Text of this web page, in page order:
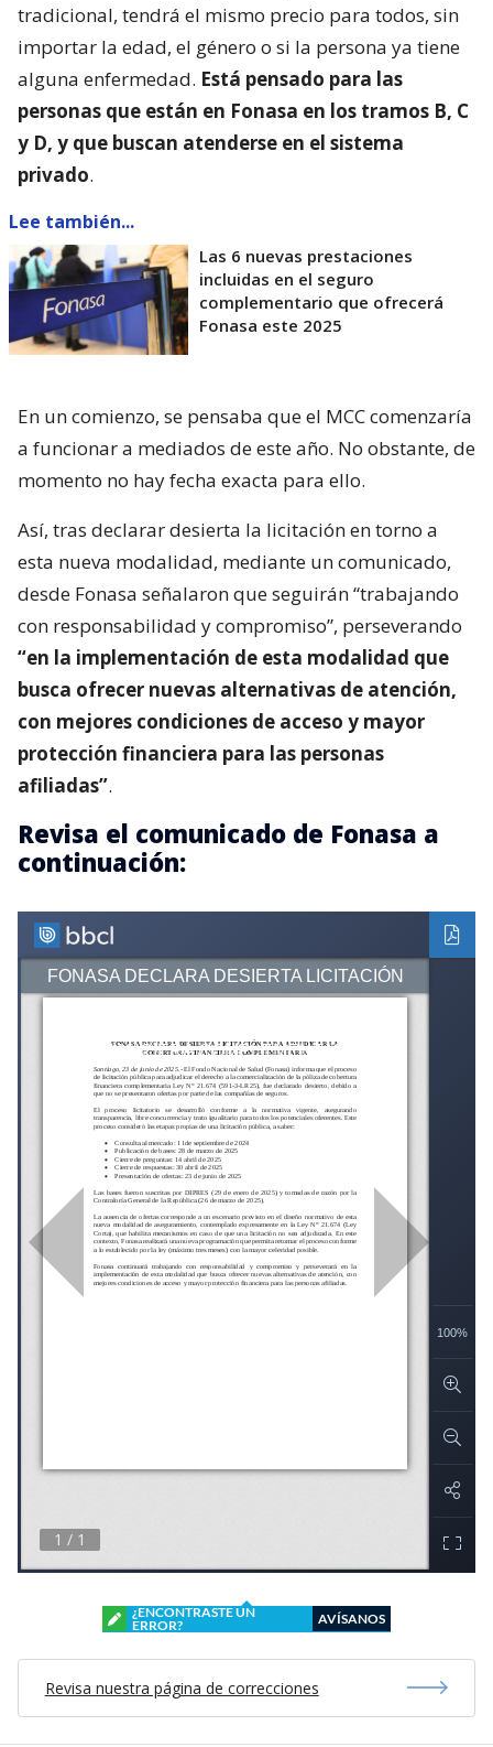
tradicional, tendrá el mismo precio para todos, sin
importar la edad, el género o si la persona ya tiene
alguna enfermedad. Está pensado para las
personas que están en Fonasa en los tramos B, C
y D, y que buscan atenderse en el sistema
privado.
Lee también...
Las 6 nuevas prestaciones
incluidas en el seguro
complementario que ofrecerá
Fonasa este 2025
En un comienzo, se pensaba que el MCC comenzaría
a funcionar a mediados de este año. No obstante, de
momento no hay fecha exacta para ello.
Así, tras declarar desierta la licitación en torno a
esta nueva modalidad, mediante un comunicado,
desde Fonasa señalaron que seguirán “trabajando
con responsabilidad y compromiso”, perseverando
“en la implementación de esta modalidad que
busca ofrecer nuevas alternativas de atención,
con mejores condiciones de acceso y mayor
protección financiera para las personas
afiliadas”.
Revisa el comunicado de Fonasa a
continuación:
¿ENCONTRASTE UN
ERROR?
AVÍSANOS
Revisa nuestra página de correcciones